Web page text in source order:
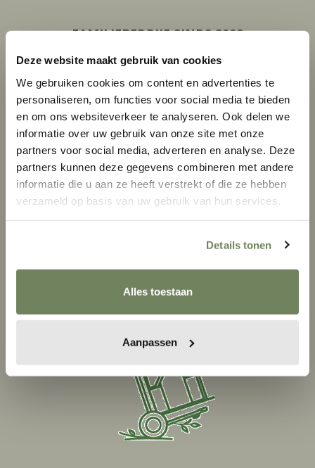
Deze website maakt gebruik van cookies
We gebruiken cookies om content en advertenties te
personaliseren, om functies voor social media te bieden
en om ons websiteverkeer te analyseren. Ook delen we
informatie over uw gebruik van onze site met onze
partners voor social media, adverteren en analyse. Deze
partners kunnen deze gegevens combineren met andere
informatie die u aan ze heeft verstrekt of die ze hebben
verzameld op basis van uw gebruik van hun services.
Details tonen
Alles toestaan
Aanpassen
FAMILIEBEDRIJF SINDS 2008
Persoonlijk advies
en bewezen vakkennis
20 mooie tuinkassen opgesteld